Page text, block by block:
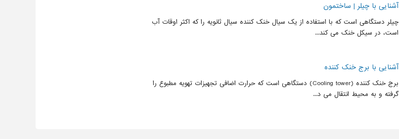
آشنایی با چیلر | ساختمون
چیلر دستگاهی است که با استفاده از یک سیال خنک کننده سیال ثانویه را که اکثر اوقات آب
است، در سیکل خنک می کند...
آشنایی با برج خنک کننده
برج خنک کننده (Cooling tower) دستگاهی است که حرارت اضافی تجهیزات تهویه مطبوع را
گرفته و به محیط انتقال می د...